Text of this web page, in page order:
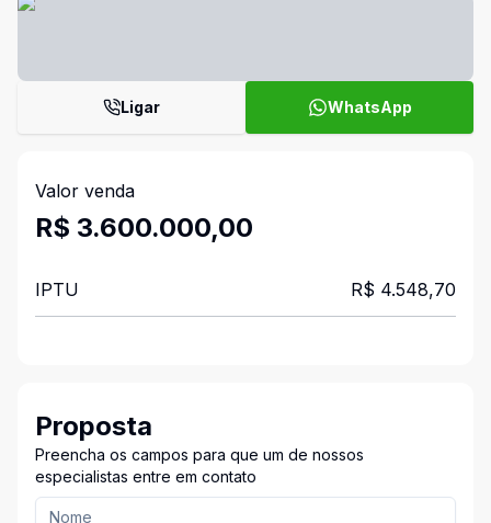
Ligar WhatsApp
Valor venda
R$ 3.600.000,00
IPTU R$ 4.548,70
Proposta
Preencha os campos para que um de nossos
especialistas entre em contato